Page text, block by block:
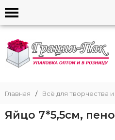
Главная / Всё для творчества
Яйцо 7*5,5см,